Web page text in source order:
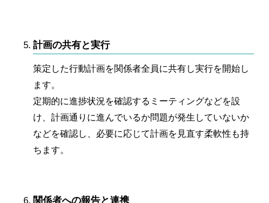
計画の共有と実行
策定した行動計画を関係者全員に共有し実行を開始し
ます。
定期的に進捗状況を確認するミーティングなどを設
け、計画通りに進んでいるか問題が発生していないか
などを確認し、必要に応じて計画を見直す柔軟性も持
ちます。
関係者への報告と連携